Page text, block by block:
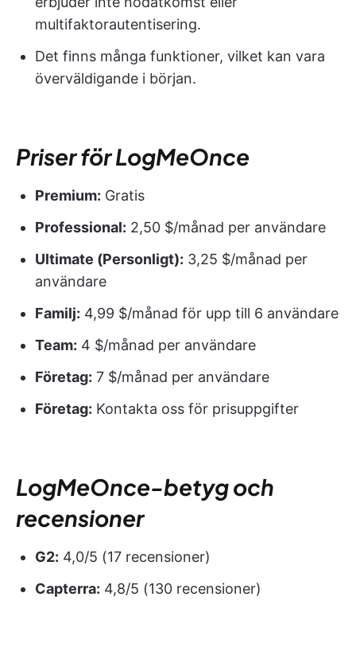
multifaktorautentisering.
Det finns många funktioner, vilket kan vara
överväldigande i början.
Priser för LogMeOnce
Premium: Gratis
Professional: 2,50 $/månad per användare
Ultimate (Personligt): 3,25 $/månad per
användare
Familj: 4,99 $/månad för upp till 6 användare
Team: 4 $/månad per användare
Företag: 7 $/månad per användare
Företag: Kontakta oss för prisuppgifter
LogMeOnce-betyg och
recensioner
G2: 4,0/5 (17 recensioner)
Capterra: 4,8/5 (130 recensioner)